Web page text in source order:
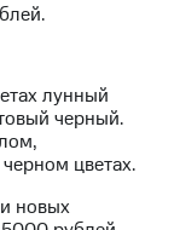
лунный
черный.
цветах.
новых